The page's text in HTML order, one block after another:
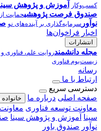
کسب‌وکار
آموزش و پژوهش
صندوق فرصت پژوهشیحمایت
نوآور سرمایه‌گذاری بر آینده‌های نو
اخبار فراخوان‌ها
انتشارات
مجله دانشمندروایت علم، فناوری و
زیست‌بوم فناوری
رسانه
ارتباط با ما
دسترسی سریع
صفحه اصلی درباره ما
معاونت توسعه فناوری
سینا آموزش و پژوهش سینا
نوآور صندوق باور